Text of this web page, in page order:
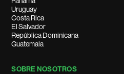
Uruguay
Costa Rica
El Salvador
República Dominicana
Guatemala
SOBRE NOSOTROS